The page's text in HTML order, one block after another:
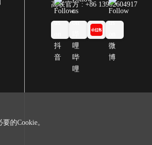
的Cookie。
高联官方 : +86 13902604917